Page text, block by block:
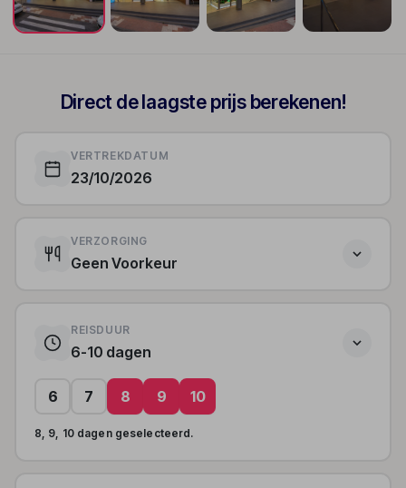
Direct de laagste prijs berekenen!
VERTREKDATUM
23/10/2026
VERZORGING
Geen Voorkeur
REISDUUR
6-10 dagen
6 7 8 9 10
8, 9, 10 dagen geselecteerd.